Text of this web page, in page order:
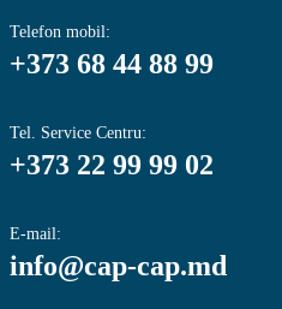
Telefon mobil:
+373 68 44 88 99
Tel. Service Centru:
+373 22 99 99 02
E-mail:
info@cap-cap.md